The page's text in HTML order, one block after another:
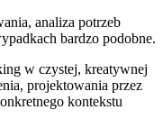
analiza potrzeb
bardzo podobne.
w czystej, kreatywnej
projektowania przez
kontekstu